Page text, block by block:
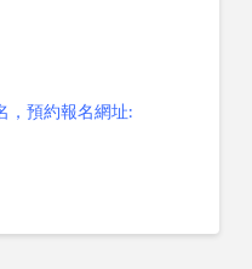
，預約報名網址: